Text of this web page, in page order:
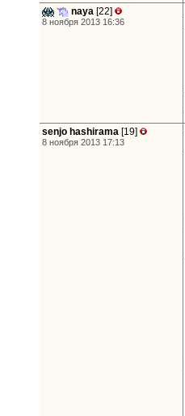
naya [22]
8 ноября 2013 16:36
senjo hashirama [19]
8 ноября 2013 17:13